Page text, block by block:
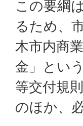
この要綱
るため、
木市内商
金」とい
等交付規
のほか、